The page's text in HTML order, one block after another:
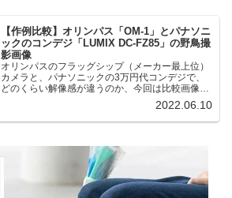
【作例比較】オリンパス「OM-1」とパナソニ
ックのコンデジ「LUMIX DC-FZ85」の野鳥撮
影画像
オリンパスのフラッグシップ（メーカー最上位）
カメラと、パナソニックの3万円代コンデジで、
どのくらい解像感が違うのか、今回は比較画像を
紹介します。私はコンデジを愛用しているのです
が、相棒がオリンパス「OM-1」を使い始めたと
ころ、同じ被写体で...
2022.06.10